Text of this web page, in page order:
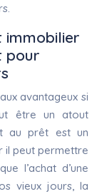
immobilier
pour
avantageux si
être un atout
au prêt est un
il peut permettre
l’achat d’une
vieux jours, la